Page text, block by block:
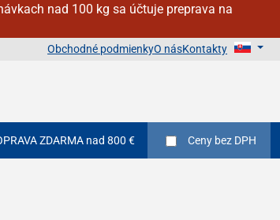
nad 100 kg sa účtuje preprava na
Obchodné podmienkyO násKontakty
ZDARMA nad 800 € Ceny bez DPH